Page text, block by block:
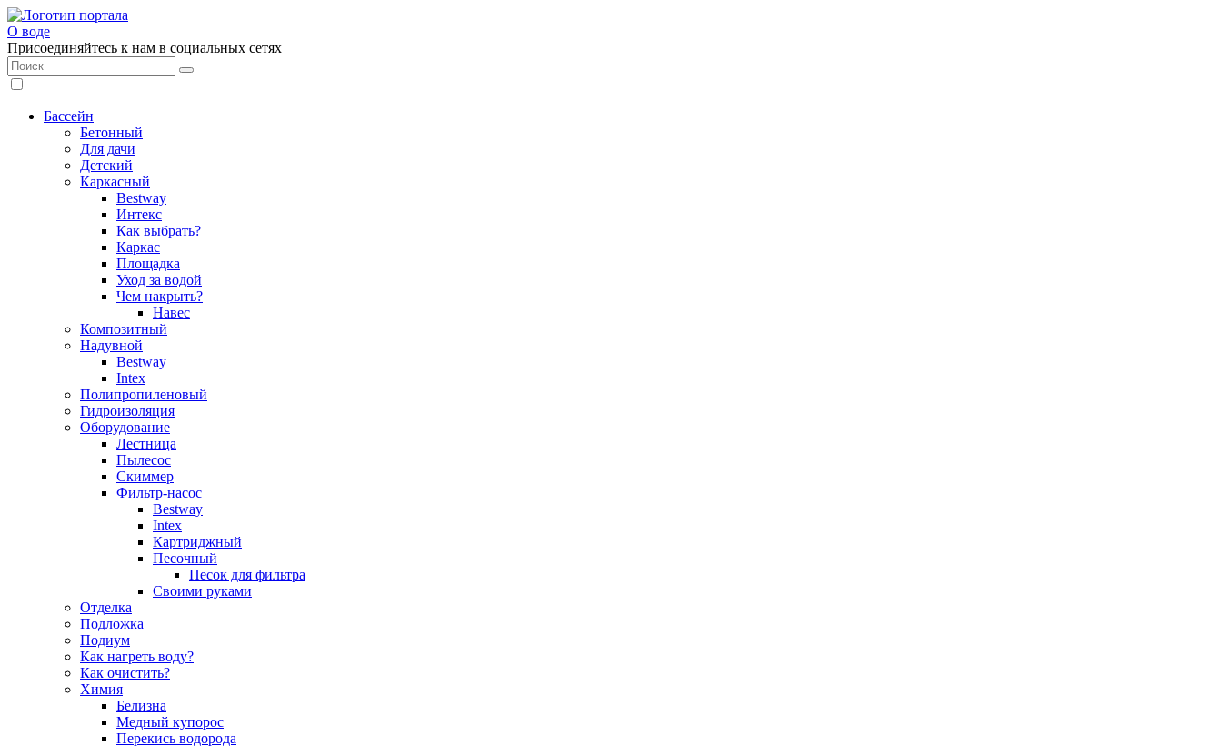
О воде
Присоединяйтесь к нам в социальных сетях
Бассейн
Бетонный
Для дачи
Детский
Каркасный
Bestway
Интекс
Как выбрать?
Каркас
Площадка
Уход за водой
Чем накрыть?
Навес
Композитный
Надувной
Bestway
Intex
Полипропиленовый
Гидроизоляция
Оборудование
Лестница
Пылесос
Скиммер
Фильтр-насос
Bestway
Intex
Картриджный
Песочный
Песок для фильтра
Своими руками
Отделка
Подложка
Подиум
Как нагреть воду?
Как очистить?
Химия
Белизна
Медный купорос
Перекись водорода